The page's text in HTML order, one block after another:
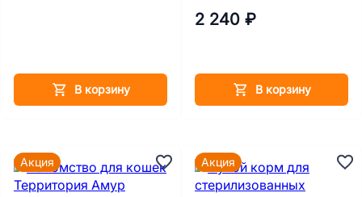
В корзину
кг
2 240 ₽
В корзину
Акция Акция